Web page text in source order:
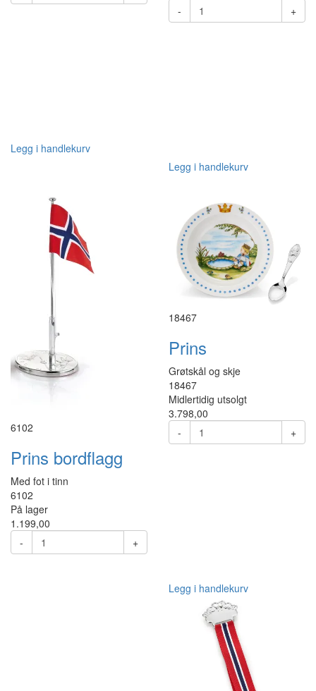
Legg i handlekurv
-
+
Legg i handlekurv
6102
Prins bordflagg
Med fot i tinn
6102
På lager
1.199,00
-
+
18467
Prins
Grøtskål og skje
18467
Midlertidig utsolgt
3.798,00
-
+
Legg i handlekurv